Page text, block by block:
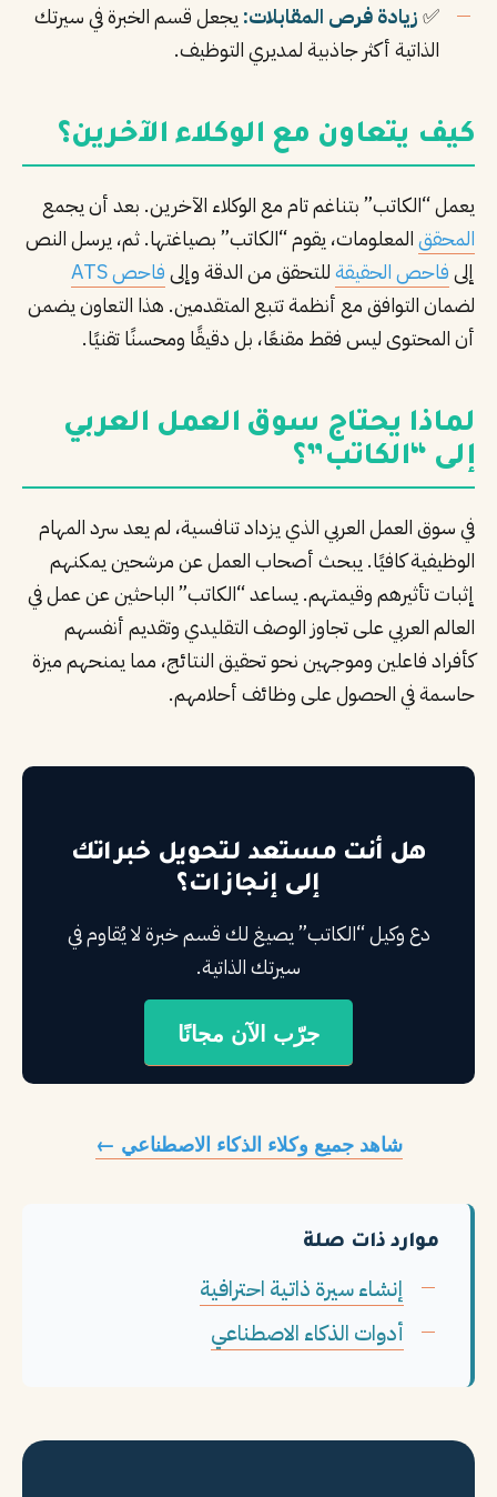
✅زيادة فرص المقابلات: يجعل قسم الخبرة في سيرتك
الذاتية أكثر جاذبية لمديري التوظيف.
كيف يتعاون مع الوكلاء الآخرين؟
يعمل “الكاتب” بتناغم تام مع الوكلاء الآخرين. بعد أن يجمع
المحققالمعلومات، يقوم “الكاتب” بصياغتها. ثم، يرسل النص
إلىفاحص الحقيقةللتحقق من الدقة وإلىفاحص ATS
لضمان التوافق مع أنظمة تتبع المتقدمين. هذا التعاون يضمن
أن المحتوى ليس فقط مقنعًا، بل دقيقًا ومحسنًا تقنيًا.
لماذا يحتاج سوق العمل العربي
إلى “الكاتب”؟
في سوق العمل العربي الذي يزداد تنافسية، لم يعد سرد المهام
الوظيفية كافيًا. يبحث أصحاب العمل عن مرشحين يمكنهم
إثبات تأثيرهم وقيمتهم. يساعد “الكاتب” الباحثين عن عمل في
العالم العربي على تجاوز الوصف التقليدي وتقديم أنفسهم
كأفراد فاعلين وموجهين نحو تحقيق النتائج، مما يمنحهم ميزة
حاسمة في الحصول على وظائف أحلامهم.
هل أنت مستعد لتحويل خبراتك
إلى إنجازات؟
دع وكيل “الكاتب” يصيغ لك قسم خبرة لا يُقاوم في
سيرتك الذاتية.
جرّب الآن مجانًا
شاهد جميع وكلاء الذكاء الاصطناعي ←
موارد ذات صلة
إنشاء سيرة ذاتية احترافية
أدوات الذكاء الاصطناعي